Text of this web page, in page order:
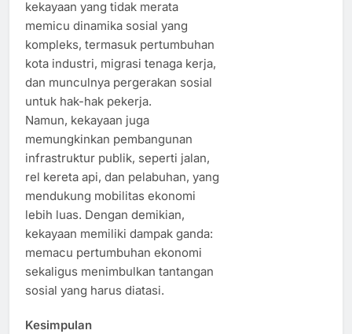
kekayaan yang tidak merata
memicu dinamika sosial yang
kompleks, termasuk pertumbuhan
kota industri, migrasi tenaga kerja,
dan munculnya pergerakan sosial
untuk hak-hak pekerja.
Namun, kekayaan juga
memungkinkan pembangunan
infrastruktur publik, seperti jalan,
rel kereta api, dan pelabuhan, yang
mendukung mobilitas ekonomi
lebih luas. Dengan demikian,
kekayaan memiliki dampak ganda:
memacu pertumbuhan ekonomi
sekaligus menimbulkan tantangan
sosial yang harus diatasi.
Kesimpulan